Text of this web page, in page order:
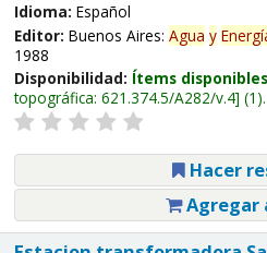
Idioma: Español
Editor: Buenos Aires: Agua y
1988
Disponibilidad: Ítems
topográfica: 621.374.5/A282/v.4 (1).
Hacer
Agregar